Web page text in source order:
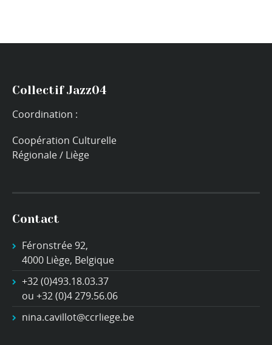
Collectif Jazz04
Coordination :
Coopération Culturelle
Régionale / Liège
Contact
Féronstrée 92,
4000 Liège, Belgique
+32 (0)493.18.03.37
ou +32 (0)4 279.56.06
nina.cavillot@ccrliege.be